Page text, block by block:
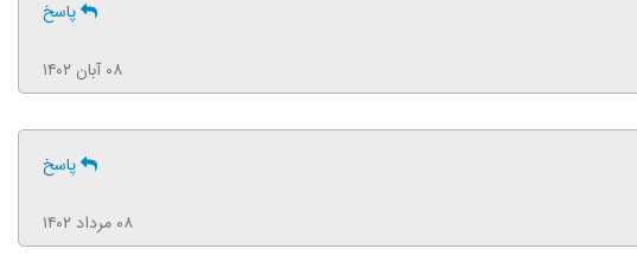
پاسخ
۰۸ آبان ۱۴۰۲
پاسخ
۰۸ مرداد ۱۴۰۲